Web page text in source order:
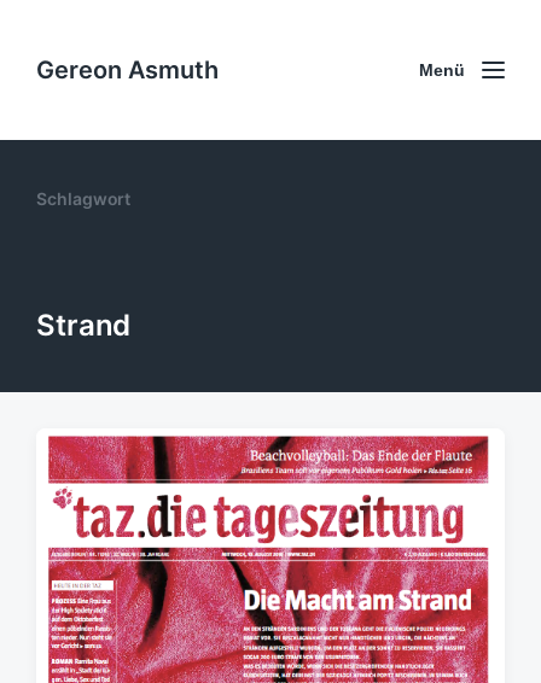
Gereon Asmuth Menü
Schlagwort
Strand